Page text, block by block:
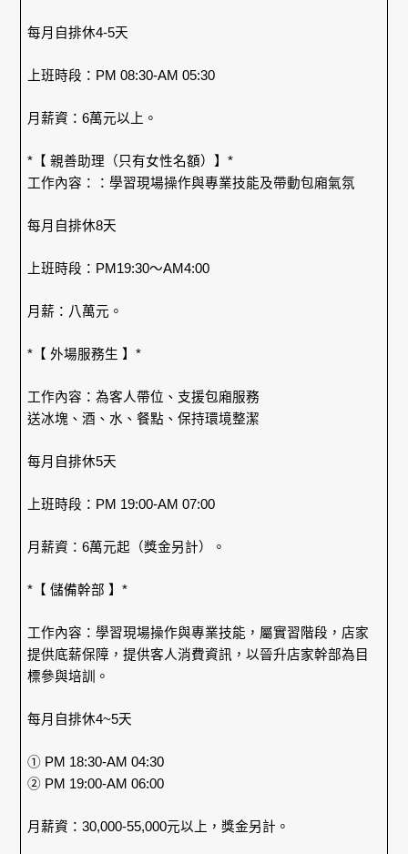
每月自排休4-5天
上班時段：PM 08:30-AM 05:30
月薪資：6萬元以上。
*【 親善助理（只有女性名額）】*
工作內容：：學習現場操作與專業技能及帶動包廂氣氛
每月自排休8天
上班時段：PM19:30～AM4:00
月薪：八萬元。
*【 外場服務生 】*
工作內容：為客人帶位、支援包廂服務
送冰塊、酒、水、餐點、保持環境整潔
每月自排休5天
上班時段：PM 19:00-AM 07:00
月薪資：6萬元起（獎金另計）。
*【 儲備幹部 】*
工作內容：學習現場操作與專業技能，屬實習階段，店家
提供底薪保障，提供客人消費資訊，以晉升店家幹部為目
標參與培訓。
每月自排休4~5天
① PM 18:30-AM 04:30
② PM 19:00-AM 06:00
月薪資：30,000-55,000元以上，獎金另計。